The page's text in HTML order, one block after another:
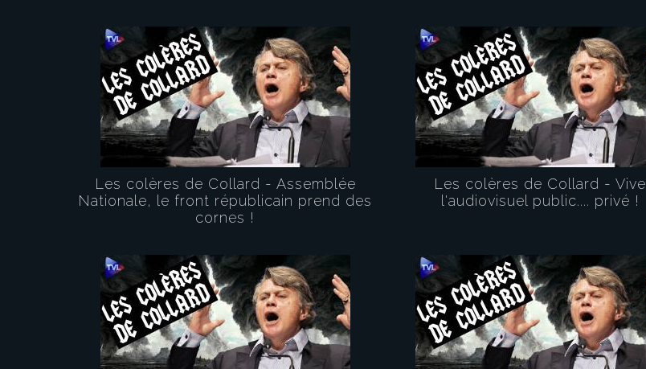
Les colères de Collard - Assemblée
Nationale, le front républicain prend des
cornes !
Les colères de Collard - Vive
l'audiovisuel public.... privé !